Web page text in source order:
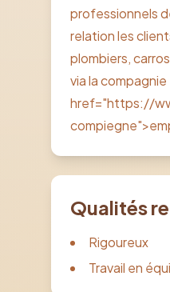
professionnels
relation les
plombiers,
via la
href="https://
Qualités
Rigoureux
Travail en